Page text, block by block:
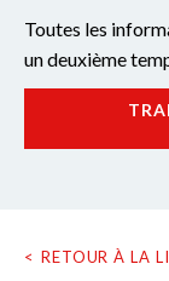
Toutes les
un deuxième
RETOUR À LA